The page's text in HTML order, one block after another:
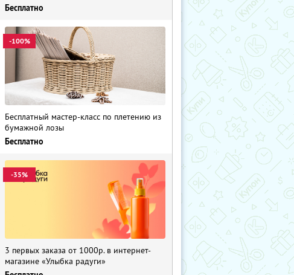
Бесплатно
-100%
Бесплатный мастер-класс по плетению из
бумажной лозы
Бесплатно
-35%
3 первых заказа от 1000р. в интернет-
магазине «Улыбка радуги»